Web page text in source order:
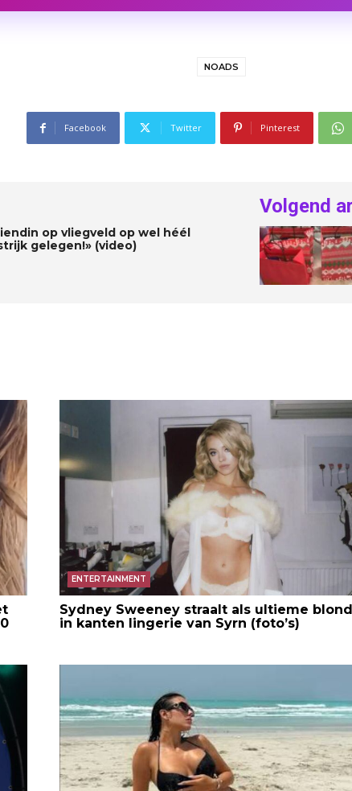
NOADS
Facebook Twitter Pinterest
op vliegveld op wel héél
gelegen!» (video)
Volgend
ENTERTAINMENT
Sydney Sweeney straalt als ultieme
in kanten lingerie van Syrn (foto’s)